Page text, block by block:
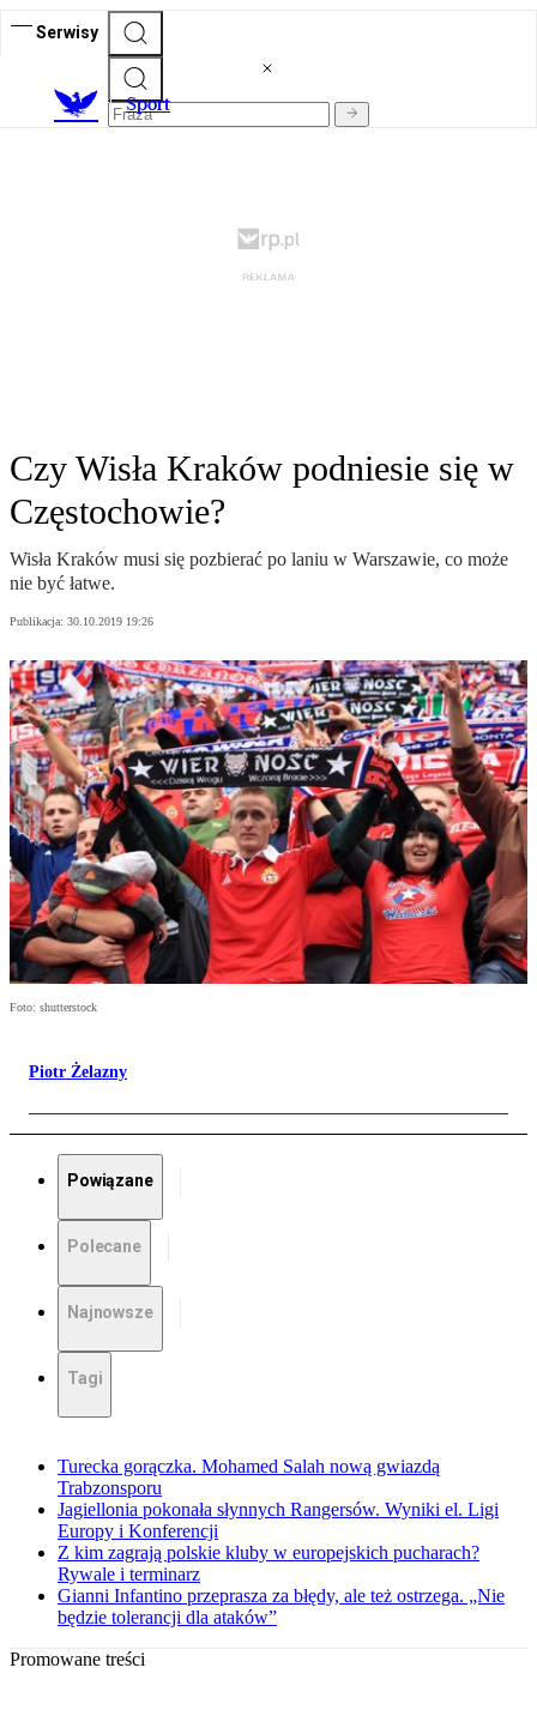
Serwisy
Sport
Czy Wisła Kraków podniesie się w
Częstochowie?
Wisła Kraków musi się pozbierać po laniu w Warszawie, co może
nie być łatwe.
Publikacja: 30.10.2019 19:26
Foto: shutterstock
Piotr Żelazny
Powiązane
Polecane
Najnowsze
Tagi
Turecka gorączka. Mohamed Salah nową gwiazdą
Trabzonsporu
Jagiellonia pokonała słynnych Rangersów. Wyniki el. Ligi
Europy i Konferencji
Z kim zagrają polskie kluby w europejskich pucharach?
Rywale i terminarz
Gianni Infantino przeprasza za błędy, ale też ostrzega. „Nie
będzie tolerancji dla ataków”
Promowane treści